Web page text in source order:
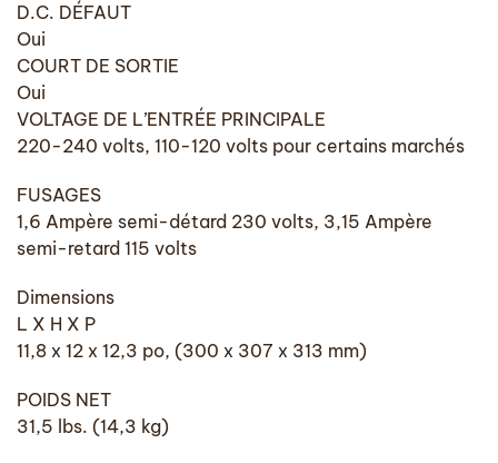
D.C. DÉFAUT
Oui
COURT DE SORTIE
Oui
VOLTAGE DE L’ENTRÉE PRINCIPALE
220-240 volts, 110-120 volts pour certains marchés
FUSAGES
1,6 Ampère semi-détard 230 volts, 3,15 Ampère
semi-retard 115 volts
Dimensions
L X H X P
11,8 x 12 x 12,3 po, (300 x 307 x 313 mm)
POIDS NET
31,5 lbs. (14,3 kg)